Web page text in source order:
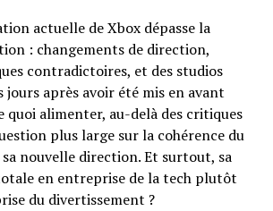
actuelle de Xbox dépasse la
: changements de direction,
contradictoires, et des studios
jours après avoir été mis en avant
quoi alimenter, au-delà des critiques
plus large sur la cohérence du
nouvelle direction. Et surtout, sa
en entreprise de la tech plutôt
du divertissement ?